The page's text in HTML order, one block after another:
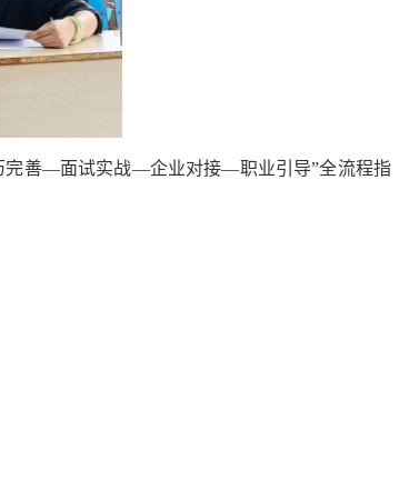
完善—面试实战—企业对接—职业引导”全流程指